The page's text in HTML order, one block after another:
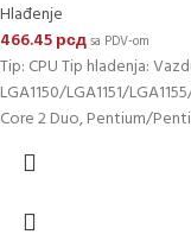
Hlađenje
466.45рсдsa PDV-om
Tip: CPU Tip hladenja:
LGA1150/LGA1151/
Core 2 Duo, Pentium/